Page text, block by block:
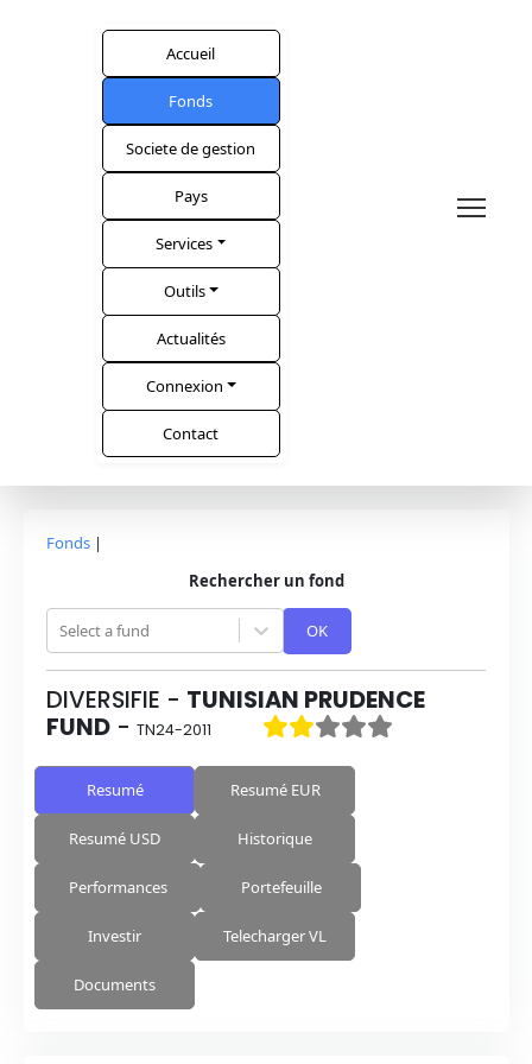
Accueil
Fonds
Societe de gestion
Pays
Services
Outils
Actualités
Connexion
Contact
Fonds |
Rechercher un fond
Select a fund OK
DIVERSIFIE - TUNISIAN PRUDENCE
FUND - TN24-2011
Resumé Resumé EUR
Resumé USD Historique
Performances Portefeuille
Investir Telecharger VL
Documents